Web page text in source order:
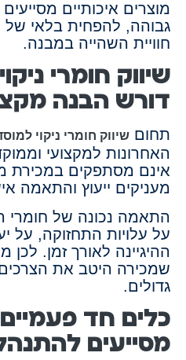
מוצרים איכותיים
גבוהה, להפחית בלאי
חוויית השהייה במבנה.
שיווק חומרי
דורש הבנה
תחום שיווק חומרי ניקוי
האחרונות למקצועי
אינם מסתפקים במכירת
מעניקים ייעוץ והתאמה
התאמה נכונה של חומרי
על עלויות התחזוקה, על
ההיגיינה לאורך זמן.
שמכירה היטב את הצרכים
גדולים.
כלים חד
מסייעים